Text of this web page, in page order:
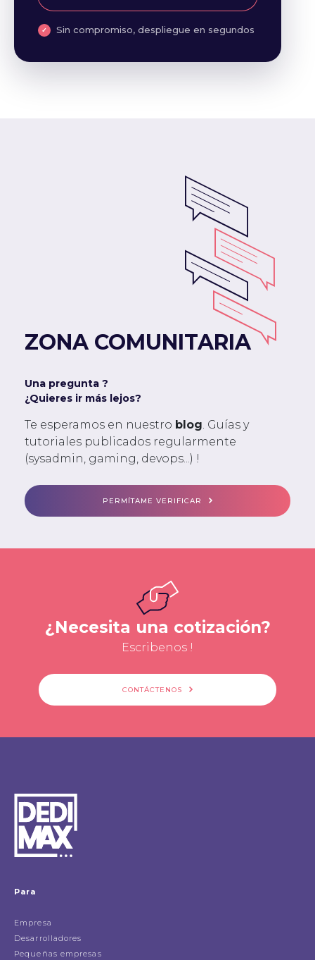
Sin compromiso, despliegue en segundos
ZONA COMUNITARIA
Una pregunta ?
¿Quieres ir más lejos?
Te esperamos en nuestro blog . Guías y
tutoriales publicados regularmente
(sysadmin, gaming, devops...) !
PERMÍTAME VERIFICAR
¿Necesita una cotización?
Escribenos !
CONTÁCTENOS
Para
Empresa
Desarrolladores
Pequeñas empresas